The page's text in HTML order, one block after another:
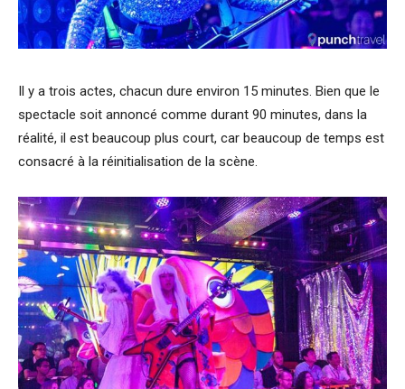
Il y a trois actes, chacun dure environ 15 minutes. Bien que le
spectacle soit annoncé comme durant 90 minutes, dans la
réalité, il est beaucoup plus court, car beaucoup de temps est
consacré à la réinitialisation de la scène.